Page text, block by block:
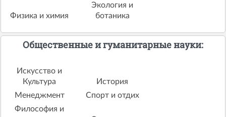
Физика и химия
Экология и
ботаника
Общественные и гуманитарные науки:
Искусство и
Культура
История
Менеджмент
Спорт и отдих
Философия и